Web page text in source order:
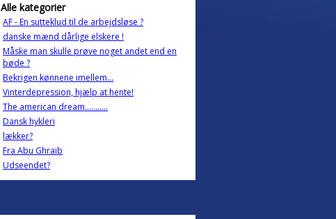
Alle kategorier
AF - En sutteklud til de arbejdsløse ?
danske mænd dårlige elskere !
Måske man skulle prøve noget andet end en
bøde ?
Bekrigen kønnene imellem...
Vinterdepression, hjælp at hente!
The american dream...........
Dansk hykleri
lækker?
Fra Abu Ghraib
Udseendet?